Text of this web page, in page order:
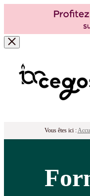
Vous êtes ici :